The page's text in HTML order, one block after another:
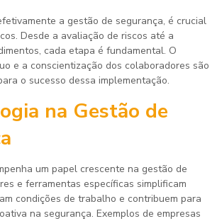
a gestão de segurança, é crucial
Desde a avaliação de riscos até a
cada etapa é fundamental. O
e a conscientização dos colaboradores são
o sucesso dessa implementação.
na Gestão de
um papel crescente na gestão de
e ferramentas específicas simplificam
condições de trabalho e contribuem para
na segurança. Exemplos de empresas